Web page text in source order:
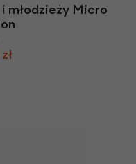
młodzieży Micro